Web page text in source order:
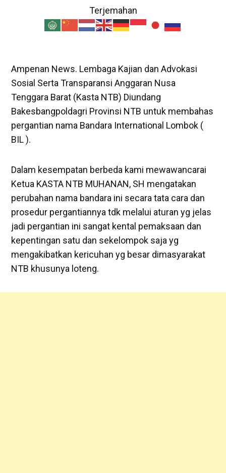
Terjemahan
Ampenan News. Lembaga Kajian dan Advokasi
Sosial Serta Transparansi Anggaran Nusa
Tenggara Barat (Kasta NTB) Diundang
Bakesbangpoldagri Provinsi NTB untuk membahas
pergantian nama Bandara International Lombok (
BIL ).
Dalam kesempatan berbeda kami mewawancarai
Ketua KASTA NTB MUHANAN, SH mengatakan
perubahan nama bandara ini secara tata cara dan
prosedur pergantiannya tdk melalui aturan yg jelas
jadi pergantian ini sangat kental pemaksaan dan
kepentingan satu dan sekelompok saja yg
mengakibatkan kericuhan yg besar dimasyarakat
NTB khusunya loteng.